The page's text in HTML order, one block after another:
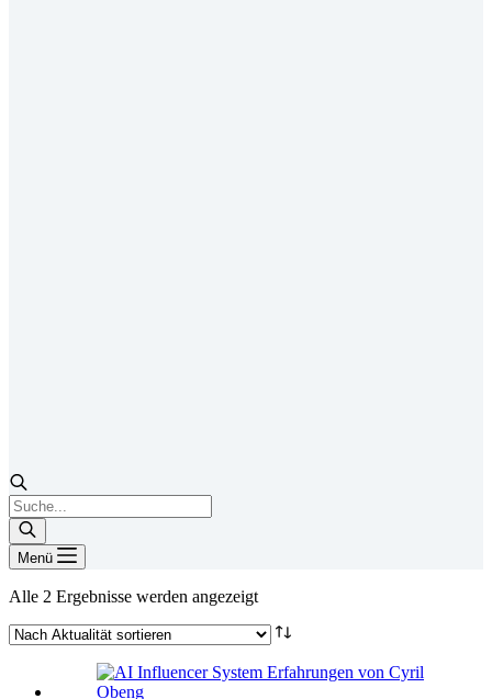
Products
search
Menü
Alle 2 Ergebnisse werden angezeigtNach
sortiert